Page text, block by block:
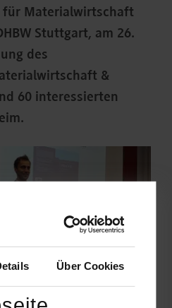
Über Cookies
für Materialwirtschaft
Stuttgart, am 26.
des
&
60 interessierten